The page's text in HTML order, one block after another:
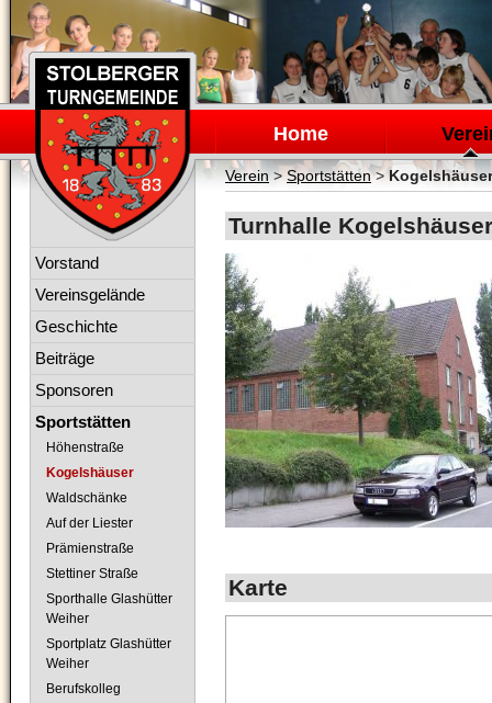
Navigation
überspringen
Home
Verein> Sportstätten>Kogelshäuser
Turnhalle
Karte
Navigation
Vorstand
Vereinsgelände
Geschichte
Beiträge
Sponsoren
Sportstätten
Höhenstraße
Kogelshäuser
Waldschänke
Auf der Liester
Prämienstraße
Stettiner Straße
Sporthalle Glashütter
Weiher
Sportplatz Glashütter
Weiher
Berufskolleg